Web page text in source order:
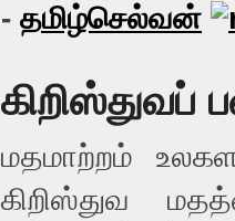
- தமிழ்செல்வன்
கிறிஸ்துவப்
மதமாற்றம்
கிறிஸ்துவ